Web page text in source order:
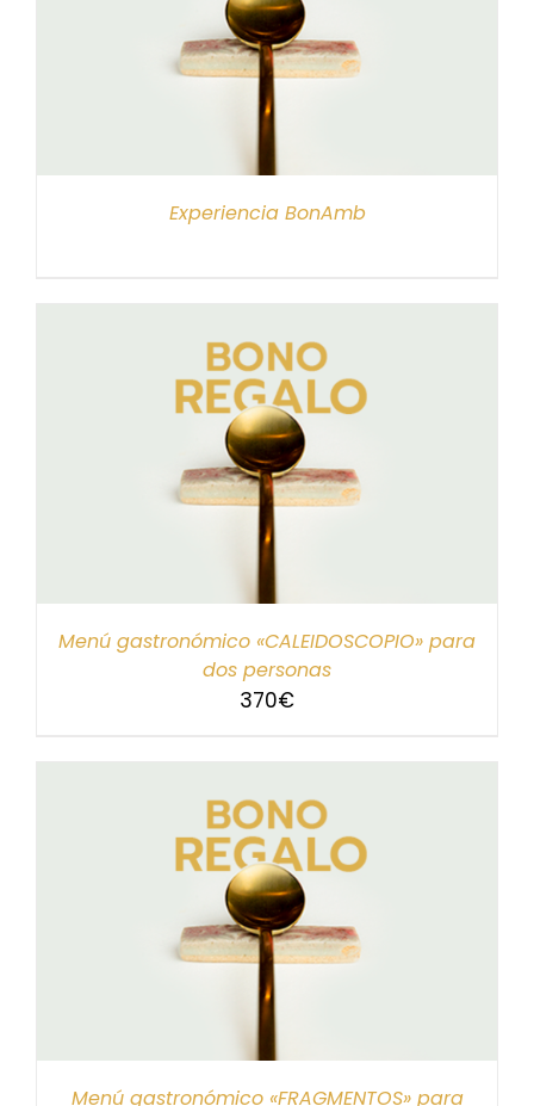
Experiencia BonAmb
Menú gastronómico «CALEIDOSCOPIO» para
dos personas
370€
Menú gastronómico «FRAGMENTOS» para